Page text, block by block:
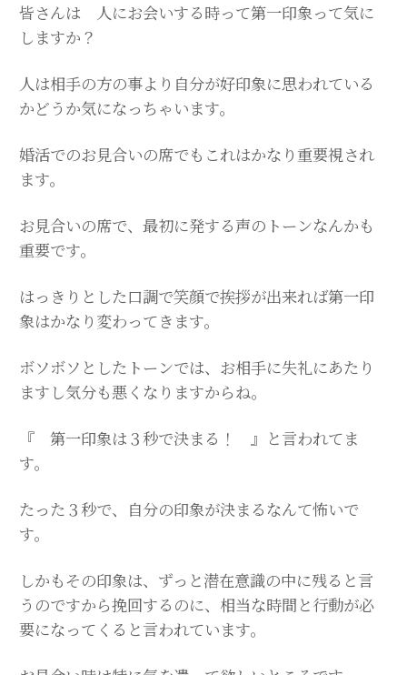
皆さんは 人にお会いする時って第一印象って気に
しますか？
人は相手の方の事より自分が好印象に思われている
かどうか気になっちゃいます。
婚活でのお見合いの席でもこれはかなり重要視され
ます。
お見合いの席で、最初に発する声のトーンなんかも
重要です。
はっきりとした口調で笑顔で挨拶が出来れば第一印
象はかなり変わってきます。
ボソボソとしたトーンでは、お相手に失礼にあたり
ますし気分も悪くなりますからね。
『 第一印象は３秒で決まる！ 』と言われてま
す。
たった３秒で、自分の印象が決まるなんて怖いで
す。
しかもその印象は、ずっと潜在意識の中に残ると言
うのですから挽回するのに、相当な時間と行動が必
要になってくると言われています。